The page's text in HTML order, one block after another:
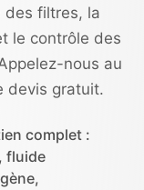
des filtres, la
le contrôle des
nous au
devis gratuit.
complet :
fluide